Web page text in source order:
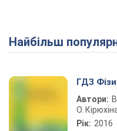
Найбільш
ГДЗ
Автори:
О.
Рік: 2016